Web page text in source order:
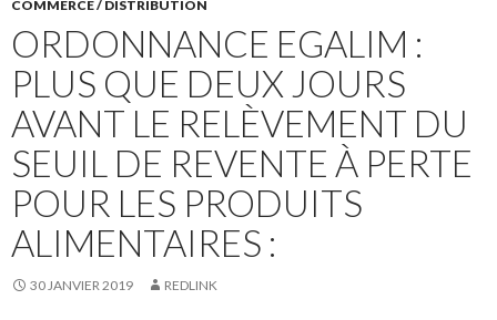
COMMERCE / DISTRIBUTION
ORDONNANCE EGALIM :
PLUS QUE DEUX JOURS
AVANT LE RELÈVEMENT DU
SEUIL DE REVENTE À PERTE
POUR LES PRODUITS
ALIMENTAIRES :
30 JANVIER 2019 REDLINK